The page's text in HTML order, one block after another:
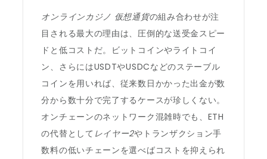
オンラインカジノ 仮想通貨の組み合わせが注
目される最大の理由は、圧倒的な送受金スピー
ドと低コストだ。ビットコインやライトコイ
ン、さらにはUSDTやUSDCなどのステーブル
コインを用いれば、従来数日かかった出金が数
分から数十分で完了するケースが珍しくない。
オンチェーンのネットワーク混雑時でも、ETH
の代替として レイヤー2やトランザクション手
数料の低いチェーンを選べばコストを抑えられ